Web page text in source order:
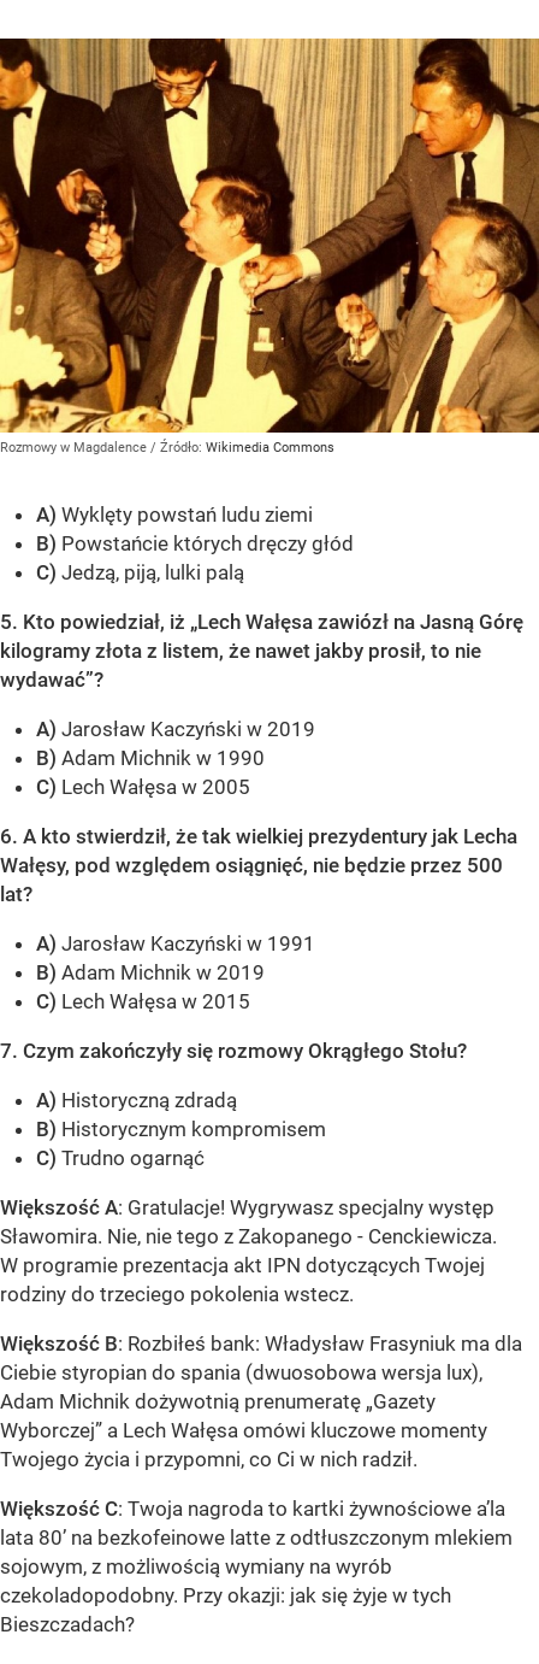
Rozmowy w Magdalence / Źródło: Wikimedia Commons
A) Wyklęty powstań ludu ziemi
B) Powstańcie których dręczy głód
C) Jedzą, piją, lulki palą
5. Kto powiedział, iż „Lech Wałęsa zawiózł na Jasną Górę
kilogramy złota z listem, że nawet jakby prosił, to nie
wydawać”?
A) Jarosław Kaczyński w 2019
B) Adam Michnik w 1990
C) Lech Wałęsa w 2005
6. A kto stwierdził, że tak wielkiej prezydentury jak Lecha
Wałęsy, pod względem osiągnięć, nie będzie przez 500
lat?
A) Jarosław Kaczyński w 1991
B) Adam Michnik w 2019
C) Lech Wałęsa w 2015
7. Czym zakończyły się rozmowy Okrągłego Stołu?
A) Historyczną zdradą
B) Historycznym kompromisem
C) Trudno ogarnąć
Większość A: Gratulacje! Wygrywasz specjalny występ
Sławomira. Nie, nie tego z Zakopanego - Cenckiewicza.
W programie prezentacja akt IPN dotyczących Twojej
rodziny do trzeciego pokolenia wstecz.
Większość B: Rozbiłeś bank: Władysław Frasyniuk ma dla
Ciebie styropian do spania (dwuosobowa wersja lux),
Adam Michnik dożywotnią prenumeratę „Gazety
Wyborczej” a Lech Wałęsa omówi kluczowe momenty
Twojego życia i przypomni, co Ci w nich radził.
Większość C: Twoja nagroda to kartki żywnościowe a’la
lata 80’ na bezkofeinowe latte z odtłuszczonym mlekiem
sojowym, z możliwością wymiany na wyrób
czekoladopodobny. Przy okazji: jak się żyje w tych
Bieszczadach?